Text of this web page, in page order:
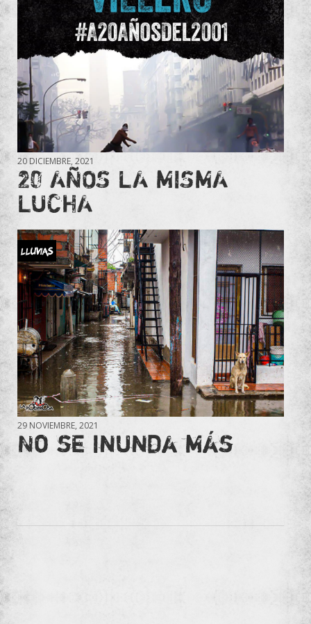
20 DICIEMBRE, 2021
20 AÑOS LA MISMA
LUCHA
Lluvias
29 NOVIEMBRE, 2021
No se inunda más